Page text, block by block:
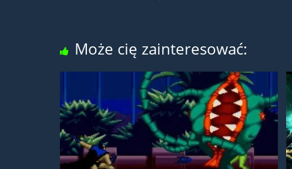
Może cię zainteresować: